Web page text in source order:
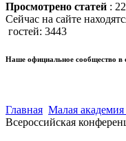
Просмотрено статей :
Сейчас на сайте
гостей: 3443
Наше официальное сообщество в
Главная Малая
Всероссийская